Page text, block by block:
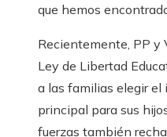
que hemos
Recientemente, PP y
Ley de Libertad
a las familias elegir el
principal para sus
fuerzas también